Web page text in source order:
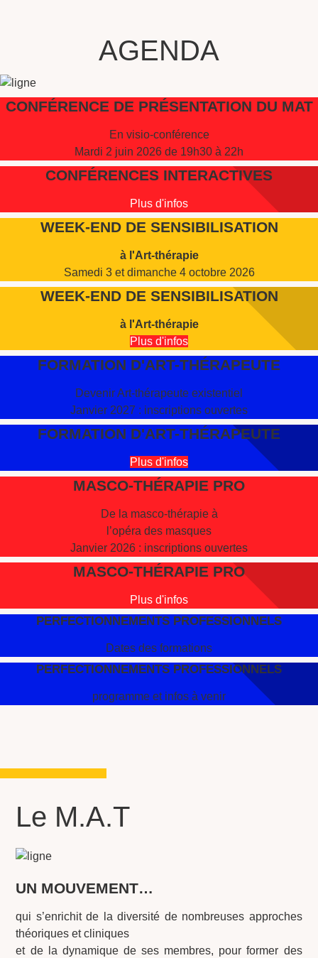
AGENDA
CONFÉRENCE DE PRÉSENTATION DU MAT
En visio-conférence
Mardi 2 juin 2026 de 19h30 à 22h
CONFÉRENCES INTERACTIVES
Plus d'infos
WEEK-END DE SENSIBILISATION
à l'Art-thérapie
Samedi 3 et dimanche 4 octobre 2026
WEEK-END DE SENSIBILISATION
à l'Art-thérapie
Plus d'infos
FORMATION D'ART-THÉRAPEUTE
Devenir Art-thérapeute existentiel
Janvier 2027 : inscriptions ouvertes
FORMATION D'ART-THÉRAPEUTE
Plus d'infos
MASCO-THÉRAPIE PRO
De la masco-thérapie à
l’opéra des masques
Janvier 2026 : inscriptions ouvertes
MASCO-THÉRAPIE PRO
Plus d'infos
PERFECTIONNEMENTS PROFESSIONNELS
Dates des formations
PERFECTIONNEMENTS PROFESSIONNELS
programme et infos à venir
Le M.A.T
UN MOUVEMENT…
qui s’enrichit de la diversité de nombreuses approches
théoriques et cliniques
et de la dynamique de ses membres, pour former des